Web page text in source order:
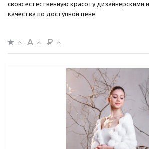
свою естественную красоту дизайнерскими
качества по доступной цене.